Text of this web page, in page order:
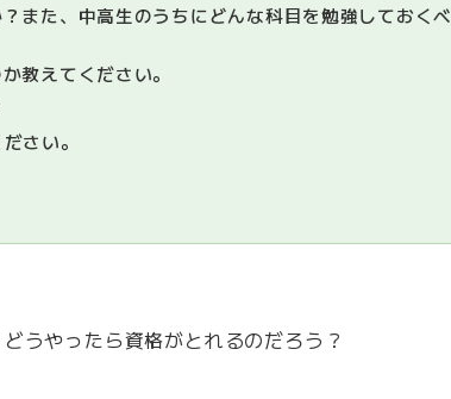
また、中高生のうちにどんな科目を勉強しておくべ
教えてください。
さい。
うやったら資格がとれるのだろう？